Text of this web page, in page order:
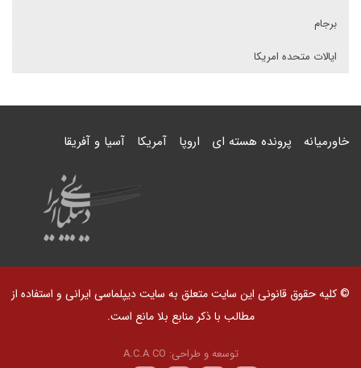
برجام
ایالات متحده امریکا
خاورمیانه پرونده هسته ای اروپا آمریکا آسیا و آفریقا
© کلیه حقوق قانونی این سایت متعلق به سایت دیپلماسی ایرانی و استفاده از
مطالب با ذکر منابع بلا مانع است.
توسعه و طراحی: A.C.A CO